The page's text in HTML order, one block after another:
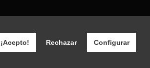
¡Acepto! Rechazar Configurar